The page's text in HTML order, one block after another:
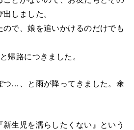
しました。
で、娘を追いかけるのだけでも
帰路につきました。
…、と雨が降ってきました。傘
生児を濡らしたくない』という